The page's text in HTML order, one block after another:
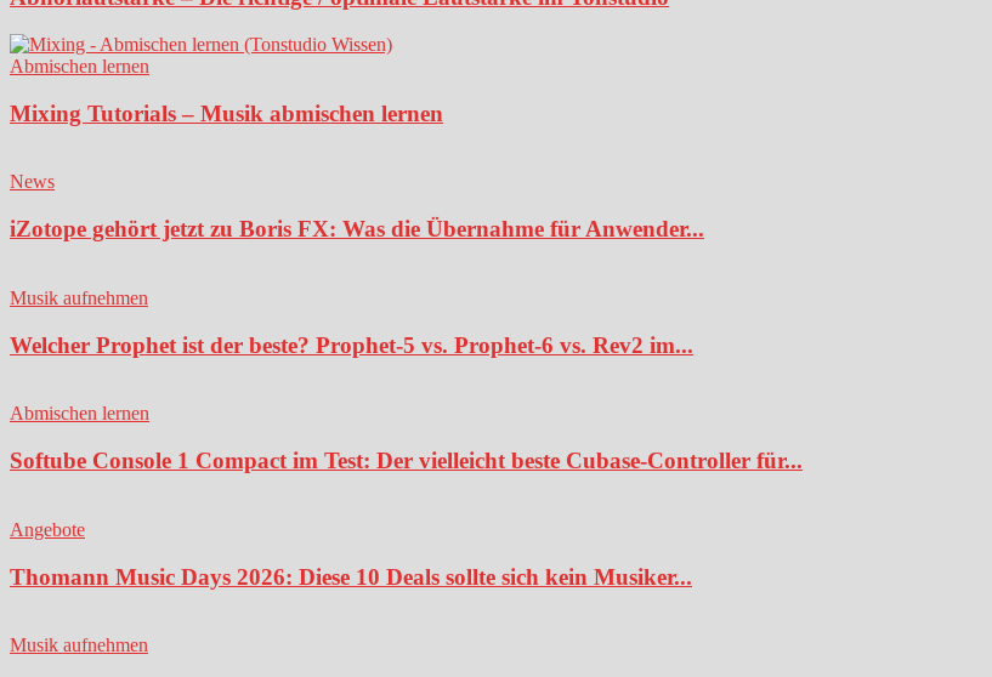
Abmischen lernen
Mixing Tutorials – Musik abmischen lernen
News
iZotope gehört jetzt zu Boris FX: Was die Übernahme für Anwender...
Musik aufnehmen
Welcher Prophet ist der beste? Prophet-5 vs. Prophet-6 vs. Rev2 im...
Abmischen lernen
Softube Console 1 Compact im Test: Der vielleicht beste Cubase-Controller für...
Angebote
Thomann Music Days 2026: Diese 10 Deals sollte sich kein Musiker...
Musik aufnehmen